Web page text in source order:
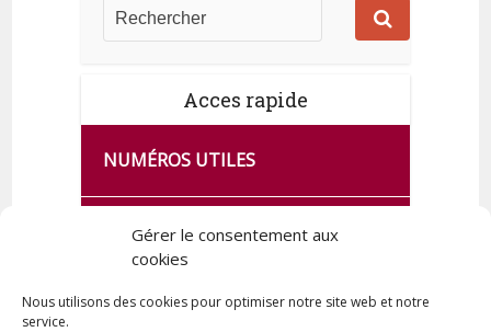
Gérer le consentement aux
cookies
Nous utilisons des cookies pour optimiser notre site web et notre
service.
Acces rapide
NUMÉROS UTILES
CA SE PASSE À FRANCE SERVICES
DE QUINGEY